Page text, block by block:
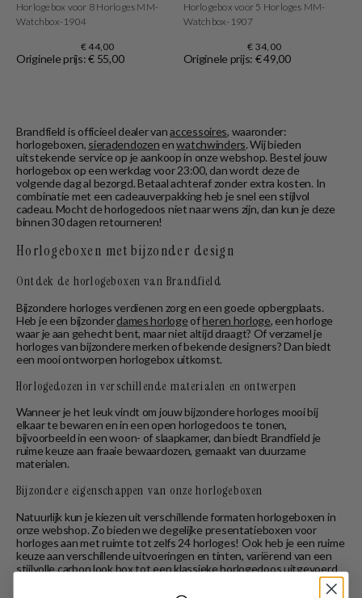
Horlogebox voor 8 Horloges MM-
Watchbox-1904
€ 44,00
Originele prijs: € 55,00
Horlogebox voor 5 Horloges MM-
Watchbox-1907
€ 34,00
Originele prijs: € 49,00
Brandfield is officieel dealer vanaccessoires, waaronder:
horlogeboxen, sieradendozen enwatchwinders. Wij bieden
uitstekende service op je aankoop in onze webshop. Bestel jouw
horlogebox op een werkdag voor 23:00, dan wordt deze de
volgende dag al bezorgd. Betaal achteraf zonder extra kosten. In
combinatie met een cadeauverpakking heb je snel een stijlvol
cadeau. Mocht de horlogedoos niet naar wens zijn, dan kun je deze
binnen 30 dagen retourneren!
Horlogeboxen met bijzonder design
Ontdek de horlogeboxen van Brandfield
Bijzondere horloges verdienen zorg en een goede opbergplaats.
Heb je een bijzonderdames horloge ofheren horloge, een horloge
waar je aan gehecht bent, maar niet altijd draagt? Of verzamel je
horloges van bijzondere merken of bekende designers? Dan biedt
een mooi ontworpen horlogebox uitkomst.
Horlogedozen in verschillende materialen en ontwerpen
Wanneer je het leuk vindt om jouw bijzondere horloges mooi bij
elkaar te bewaren en in een open horlogedoos te tonen,
bijvoorbeeld in een woon- of slaapkamer, dan biedt Brandfield je
ruime keuze aan fraaie bewaardozen, gemaakt van duurzame
materialen.
Bijzondere eigenschappen van onze horlogeboxen
Natuurlijk kun je kiezen uit verschillende formaten horlogeboxen in
onze webshop. Zo bieden we degelijke presentatieboxen voor
horloges aan met ruimte tot zelfs 24 horloges! Ook heb je een ruime
keuze aan verschillende uitvoeringen en tinten, variërend van een
stijlvolle carbon look box tot een klassieke horlogedoos uitgevoerd